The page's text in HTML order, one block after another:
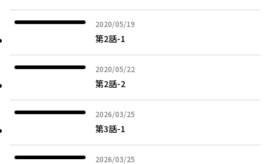
2020/05/19
2020年05月19日
第2話-1
2020/05/22
2020年05月22日
第2話-2
2026/03/25
2026年03月25日
第3話-1
2026/03/25
2026年03月25日